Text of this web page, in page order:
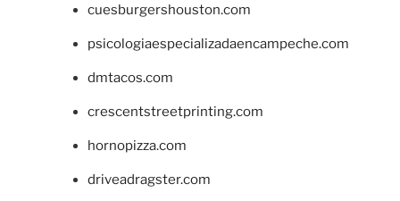
cuesburgershouston.com
psicologiaespecializadaencampeche.com
dmtacos.com
crescentstreetprinting.com
hornopizza.com
driveadragster.com